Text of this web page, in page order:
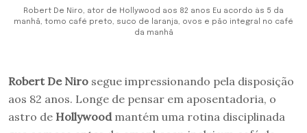
Robert De Niro, ator de Hollywood aos 82 anos Eu acordo às 5 da
manhã, tomo café preto, suco de laranja, ovos e pão integral no café
da manhã
Robert De Niro segue impressionando pela disposição
aos 82 anos. Longe de pensar em aposentadoria, o
astro de Hollywood mantém uma rotina disciplinada